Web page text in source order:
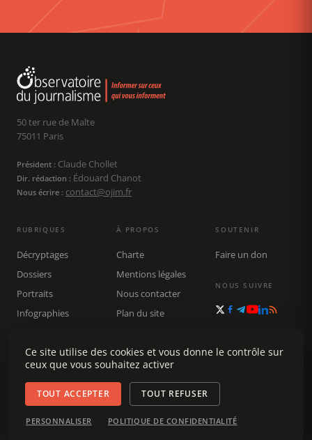
50 ter rue de Malte
75011 Paris
Président : Claude Chollet
Dir. rédaction : Édouard Chanot
Nous écrire : contact@ojim.fr
RUBRIQUES
Décryptages
Dossiers
Portraits
Infographies
Rechercher
À PROPOS
Charte
Mentions légales
Nous contacter
Plan du site
SOUTENIR
Faire un don
NOUS SUIVRE
© 2026 Observatoire du journalisme (OJIM) · Tous droits réservés ·
Gestion des cookies
Ce site utilise des cookies et vous donne le contrôle sur
ceux que vous souhaitez activer
TOUT ACCEPTER TOUT REFUSER
PERSONNALISER POLITIQUE DE CONFIDENTIALITÉ